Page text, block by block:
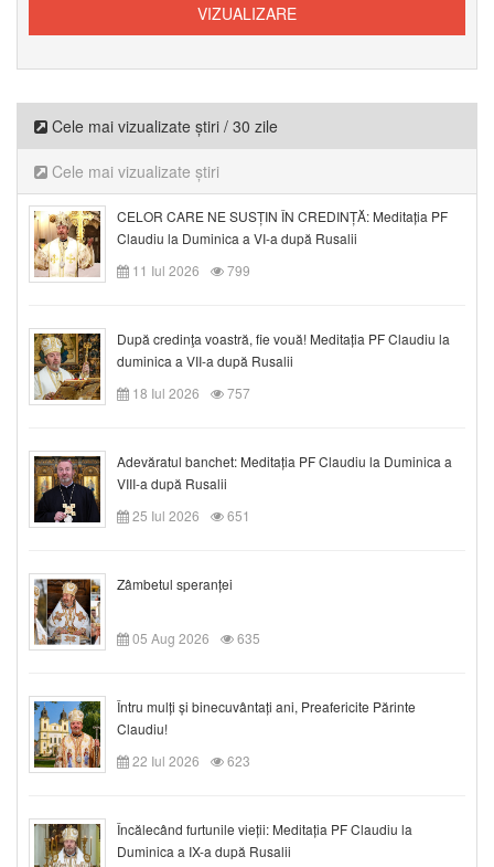
Cele mai vizualizate știri / 30 zile
Cele mai vizualizate știri
CELOR CARE NE SUSȚIN ÎN CREDINȚĂ: Meditația PF
Claudiu la Duminica a VI-a după Rusalii
11 Iul 2026
799
După credinţa voastră, fie vouă! Meditația PF Claudiu la
duminica a VII-a după Rusalii
18 Iul 2026
757
Adevăratul banchet: Meditația PF Claudiu la Duminica a
VIII-a după Rusalii
25 Iul 2026
651
Zâmbetul speranței
05 Aug 2026 635
Întru mulți și binecuvântați ani, Preafericite Părinte
Claudiu!
22 Iul 2026
623
Încălecând furtunile vieții: Meditația PF Claudiu la
Duminica a IX-a după Rusalii